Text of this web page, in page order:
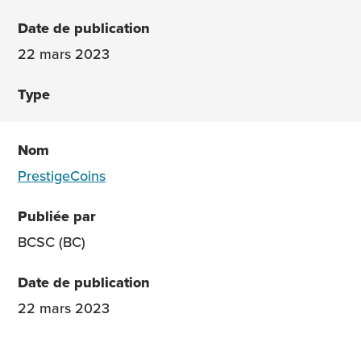
22 mars 2023
PrestigeCoins
BCSC (BC)
22 mars 2023